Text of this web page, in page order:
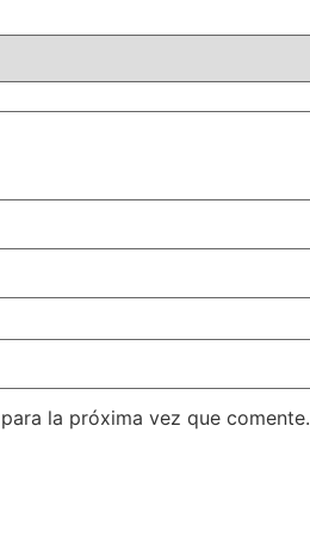
la próxima vez que comente.